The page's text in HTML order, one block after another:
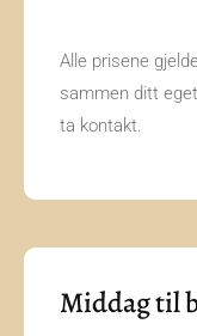
Alle prisene
sammen ditt
ta kontakt.
Middag til